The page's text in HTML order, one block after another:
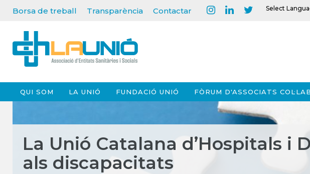
Borsa de treball Transparència Contactar Select
QUI SOM LA UNIÓ FUNDACIÓ UNIÓ FÒRUM D'ASSOCIATS
La Unió Catalana d’Hospitals i
als discapacitats